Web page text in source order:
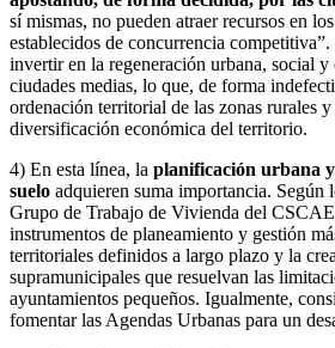
sí mismas, no pueden atraer recursos en
establecidos de concurrencia
invertir en la regeneración urbana, social y
ciudades medias, lo que, de forma
ordenación territorial de las zonas rurales
diversificación económica del territorio.
4) En esta línea, la planificación urbana
suelo adquieren suma importancia. Según
Grupo de Trabajo de Vivienda del
instrumentos de planeamiento y gestión
territoriales definidos a largo plazo y la
supramunicipales que resuelvan las
ayuntamientos pequeños. Igualmente,
fomentar las Agendas Urbanas para un